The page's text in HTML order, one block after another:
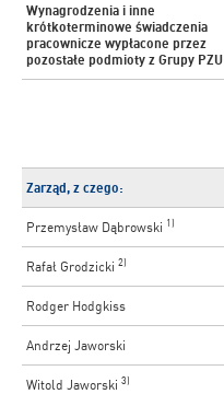
Wynagrodzenia i inne
krótkoterminowe świadczenia
pracownicze wypłacone przez
pozostałe podmioty z Grupy PZU
Zarząd, z czego:
Przemysław Dąbrowski 1)
Rafał Grodzicki 2)
Rodger Hodgkiss
Andrzej Jaworski
Witold Jaworski 3)